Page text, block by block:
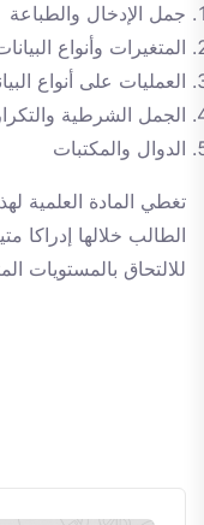
جمل الإدخال والطباعة
المتغيرات وأنواع
العمليات على أنواع
الجمل الشرطية
الدوال والمكتبات
الطالب خلالها إدراكا
للالتحاق بالمستويات